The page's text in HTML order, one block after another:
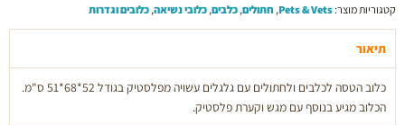
עם
גלגלים
ס"מ
pets
and
קטגוריות מוצר:Pets & Vets
, חתולים,כלבים,כלובי נשיאה,כלובים וגדרות
תיאור
כלוב הטסה לכלבים ולחתולים עם גלגלים עשויה מפלסטיק בגודל 52*68*51 ס"מ.
הכלוב מגיע בנוסף עם מגש וקערת פלסטיק.